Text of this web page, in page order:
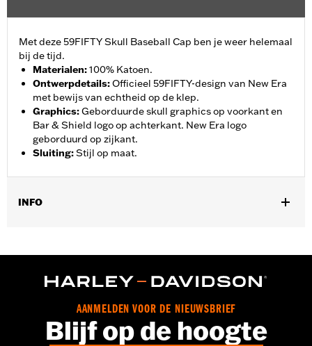
Met deze 59FIFTY Skull Baseball Cap ben je weer helemaal
bij de tijd.
Materialen:100% Katoen.
Ontwerpdetails:Officieel 59FIFTY-design van New Era
met bewijs van echtheid op de klep.
Graphics:Geborduurde skull graphics op voorkant en
Bar & Shield logo op achterkant. New Era logo
geborduurd op zijkant.
Sluiting:Stijl op maat.
INFO
Collectie:Willie G. Skull
d.com/warrantyvoor meer info
AANMELDEN VOOR DE NIEUWSBRIEF
Blijf op de hoogte